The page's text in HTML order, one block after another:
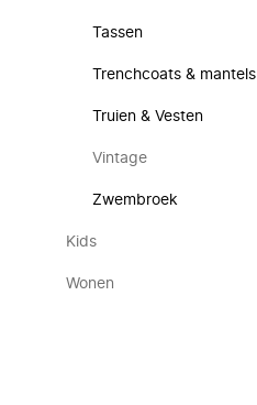
Tassen
Trenchcoats & mantels
Truien & Vesten
Vintage
Zwembroek
Kids
Wonen